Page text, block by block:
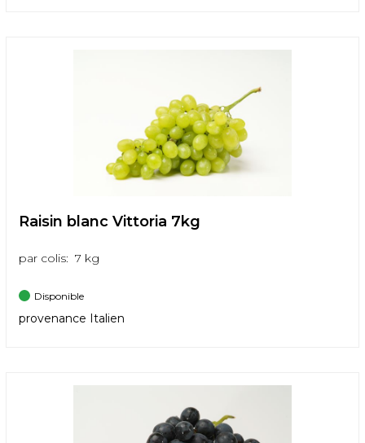
Raisin blanc Vittoria 7kg
par colis: 7 kg
Disponible
provenance Italien